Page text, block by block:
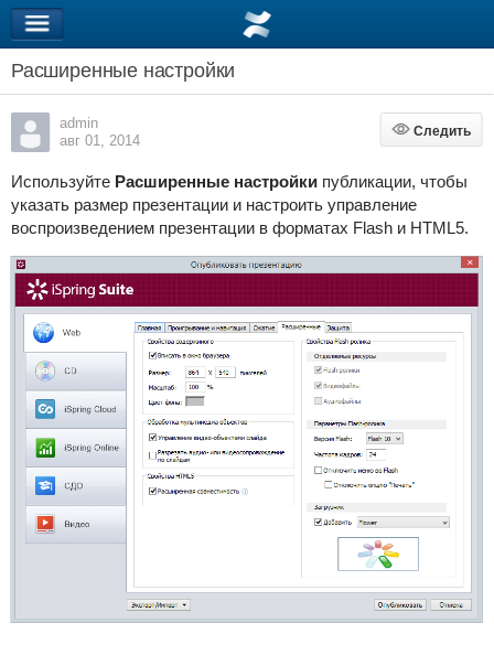
Расширенные настройки
admin
авг 01, 2014
Следить
Следить
Используйте Расширенные настройкипубликации, чтобы
указать размер презентации и настроить управление
воспроизведением презентации в форматах Flash и HTML5.